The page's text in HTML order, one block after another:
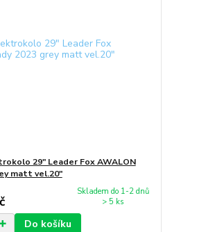
29" Leader Fox AWALON
matt vel.20"
Skladem do 1-2 dnů
> 5 ks
Do košíku